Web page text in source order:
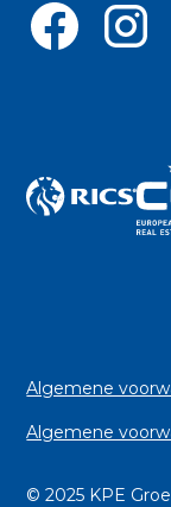
© 2025 KPE
Algemene
Algemene